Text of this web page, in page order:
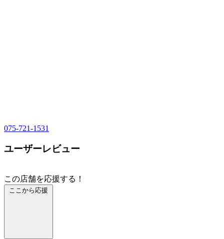
075-721-1531
ユーザーレビュー
この店舗を応援する！
ここから応援